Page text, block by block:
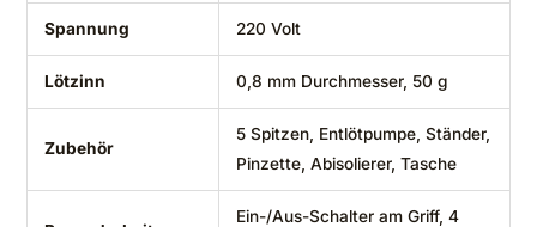
Spannung 220 Volt
Lötzinn 0,8 mm Durchmesser, 50 g
Zubehör
5 Spitzen, Entlötpumpe, Ständer,
Pinzette, Abisolierer, Tasche
Ein-/Aus-Schalter am Griff, 4